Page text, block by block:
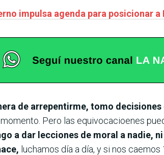
impulsa agenda para posicionar
de arrepentirme, tomo
Pero las equivocacioenes
a dar lecciones de moral a nadie,
luchamos día a día, y si nos